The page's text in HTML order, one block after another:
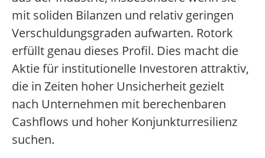
mit soliden Bilanzen und relativ geringen
Verschuldungsgraden aufwarten. Rotork
erfüllt genau dieses Profil. Dies macht die
Aktie für institutionelle Investoren attraktiv,
die in Zeiten hoher Unsicherheit gezielt
nach Unternehmen mit berechenbaren
Cashflows und hoher Konjunkturresilienz
suchen.